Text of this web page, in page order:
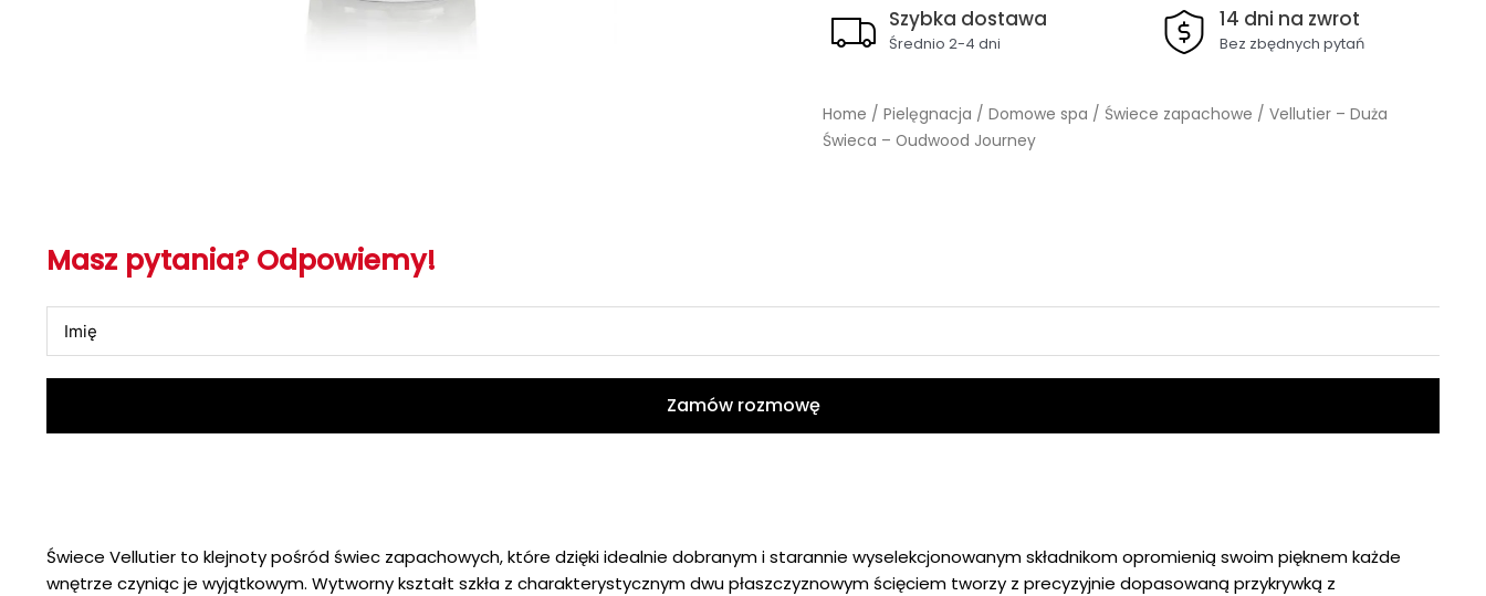
Szybka dostawa
Średnio 2-4 dni
14 dni na zwrot
Bez zbędnych pytań
Home / Pielęgnacja / Domowe spa / Świece zapachowe / Vellutier – Duża
Świeca – Oudwood Journey
Masz pytania? Odpowiemy!
Zamów rozmowę
Świece Vellutier to klejnoty pośród świec zapachowych, które dzięki idealnie dobranym i starannie wyselekcjonowanym składnikom opromienią swoim pięknem każde
wnętrze czyniąc je wyjątkowym. Wytworny kształt szkła z charakterystycznym dwu płaszczyznowym ścięciem tworzy z precyzyjnie dopasowaną przykrywką z